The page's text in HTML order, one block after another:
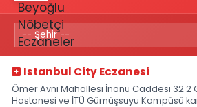
Istanbul City Eczanesi
Ömer Avni Mahallesi İnönü Caddesi 32 2
Hastanesi ve İTÜ Gümüşsuyu Kampüsü